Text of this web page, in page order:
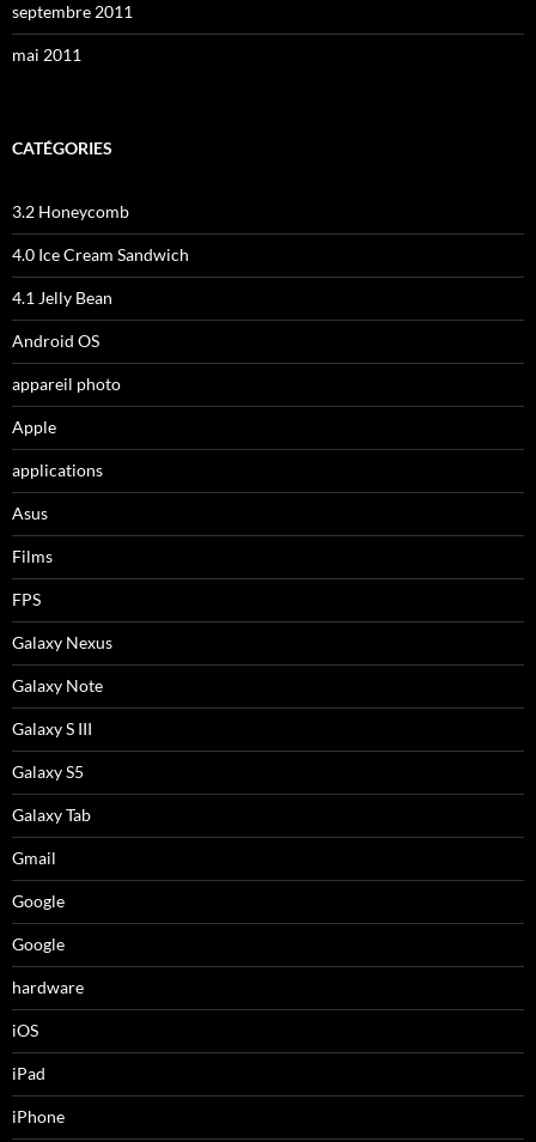
septembre 2011
mai 2011
CATÉGORIES
3.2 Honeycomb
4.0 Ice Cream Sandwich
4.1 Jelly Bean
Android OS
appareil photo
Apple
applications
Asus
Films
FPS
Galaxy Nexus
Galaxy Note
Galaxy S III
Galaxy S5
Galaxy Tab
Gmail
Google
Google
hardware
iOS
iPad
iPhone